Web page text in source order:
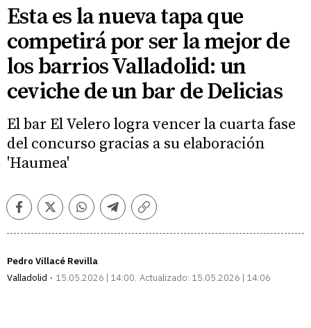
Esta es la nueva tapa que
competirá por ser la mejor de
los barrios Valladolid: un
ceviche de un bar de Delicias
El bar El Velero logra vencer la cuarta fase
del concurso gracias a su elaboración
'Haumea'
FacebookTwitterWhatsappTelegramCopiar
Pedro Villacé Revilla
Valladolid
15.05.2026 | 14:00 Actualizado: 15.05.2026 | 14:06